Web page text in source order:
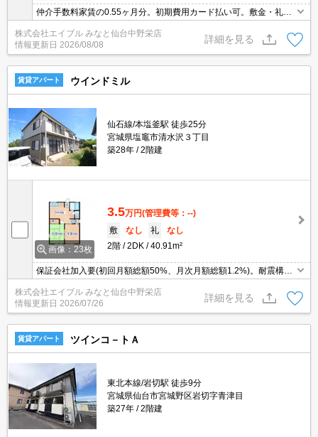
仲介手数料家賃の0.55ヶ月分。初期費用カード払い可。敷金・礼金
なし。エアコン付き。南向き。角部屋。バス・トイレ別。室内に洗
濯機置場あり。暖房便座付き。
株式会社エイブル みなと仙台中野栄店
情報更新日 2026/08/08
詳細を見る
賃貸アパート ウインドミル
仙石線/本塩釜駅 徒歩25分
宮城県塩竈市清水沢３丁目
築28年
2階建
画像：23枚
3.5万円(管理費等：--)
敷
なし 礼
なし
2階
2DK 40.91m²
保証会社加入要(初回月額総額50%、月次月額総額1.2%)。耐震構
造。BS受信可。追焚給湯。シューズボックス付き。
株式会社エイブル みなと仙台中野栄店
情報更新日 2026/07/26
詳細を見る
賃貸アパート ツインコ－トＡ
東北本線/岩切駅 徒歩9分
宮城県仙台市宮城野区岩切字青津目
築27年
2階建